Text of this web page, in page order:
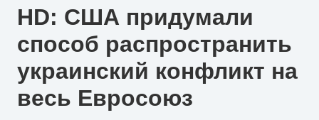
HD: США придумали
способ распространить
украинский конфликт на
весь Евросоюз